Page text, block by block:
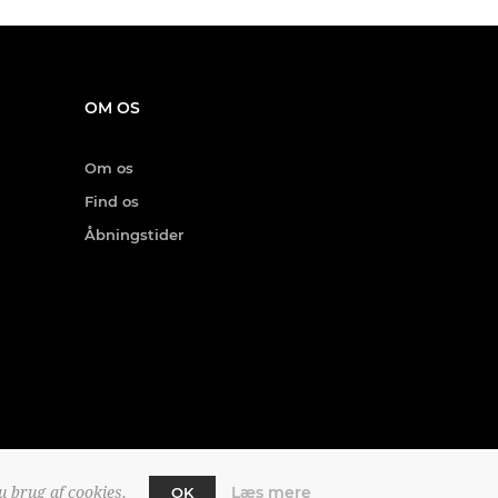
OM OS
Om os
Find os
Åbningstider
brug af cookies. OK Læs mere